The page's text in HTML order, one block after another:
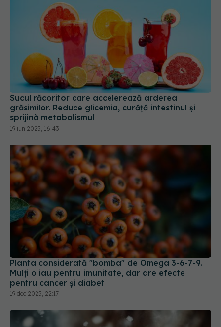
Sucul răcoritor care accelerează arderea
grăsimilor. Reduce glicemia, curăță intestinul și
sprijină metabolismul
19 iun 2025, 16:43
Planta considerată "bomba" de Omega 3-6-7-9.
Mulți o iau pentru imunitate, dar are efecte
pentru cancer și diabet
19 dec 2025, 22:17